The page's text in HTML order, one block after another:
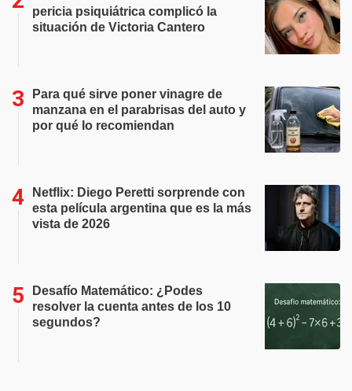
pericia psiquiátrica complicó la
situación de Victoria Cantero
Para qué sirve poner vinagre de
manzana en el parabrisas del auto y
por qué lo recomiendan
Netflix: Diego Peretti sorprende con
esta película argentina que es la más
vista de 2026
Desafío Matemático: ¿Podes
resolver la cuenta antes de los 10
segundos?